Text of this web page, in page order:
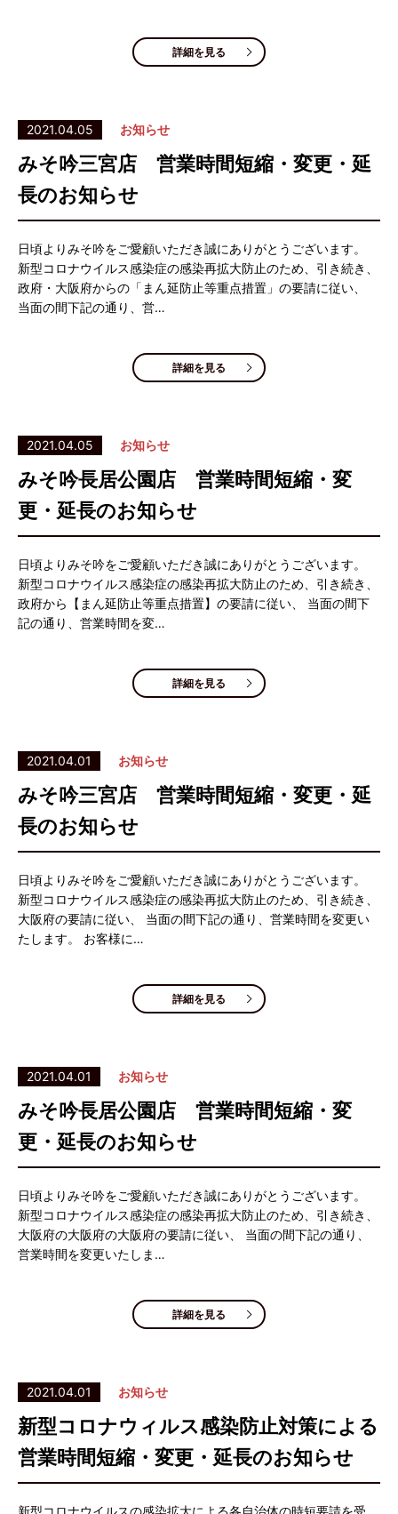
詳細を見る
2021.04.05 お知らせ
みそ吟三宮店 営業時間短縮・変更・延
長のお知らせ
日頃よりみそ吟をご愛顧いただき誠にありがとうございます。
新型コロナウイルス感染症の感染再拡大防止のため、引き続き、
政府・大阪府からの「まん延防止等重点措置」の要請に従い、
当面の間下記の通り、営…
詳細を見る
2021.04.05 お知らせ
みそ吟長居公園店 営業時間短縮・変
更・延長のお知らせ
日頃よりみそ吟をご愛顧いただき誠にありがとうございます。
新型コロナウイルス感染症の感染再拡大防止のため、引き続き、
政府から【まん延防止等重点措置】の要請に従い、 当面の間下
記の通り、営業時間を変…
詳細を見る
2021.04.01 お知らせ
みそ吟三宮店 営業時間短縮・変更・延
長のお知らせ
日頃よりみそ吟をご愛顧いただき誠にありがとうございます。
新型コロナウイルス感染症の感染再拡大防止のため、引き続き、
大阪府の要請に従い、 当面の間下記の通り、営業時間を変更い
たします。 お客様に…
詳細を見る
2021.04.01 お知らせ
みそ吟長居公園店 営業時間短縮・変
更・延長のお知らせ
日頃よりみそ吟をご愛顧いただき誠にありがとうございます。
新型コロナウイルス感染症の感染再拡大防止のため、引き続き、
大阪府の大阪府の大阪府の要請に従い、 当面の間下記の通り、
営業時間を変更いたしま…
詳細を見る
2021.04.01 お知らせ
新型コロナウィルス感染防止対策による
営業時間短縮・変更・延長のお知らせ
新型コロナウイルスの感染拡大による各自治体の時短要請を受